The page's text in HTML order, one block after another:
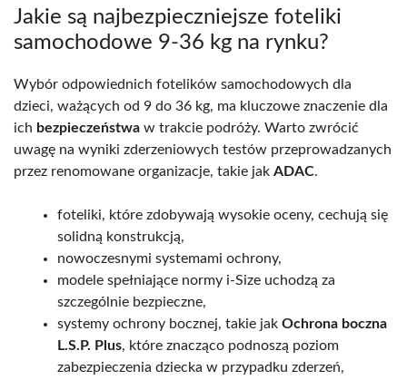
Jakie są najbezpieczniejsze foteliki
samochodowe 9-36 kg na rynku?
Wybór odpowiednich fotelików samochodowych dla
dzieci, ważących od 9 do 36 kg, ma kluczowe znaczenie dla
ich bezpieczeństwa w trakcie podróży. Warto zwrócić
uwagę na wyniki zderzeniowych testów przeprowadzanych
przez renomowane organizacje, takie jak ADAC.
foteliki, które zdobywają wysokie oceny, cechują się
solidną konstrukcją,
nowoczesnymi systemami ochrony,
modele spełniające normy i-Size uchodzą za
szczególnie bezpieczne,
systemy ochrony bocznej, takie jak Ochrona boczna
L.S.P. Plus, które znacząco podnoszą poziom
zabezpieczenia dziecka w przypadku zderzeń,